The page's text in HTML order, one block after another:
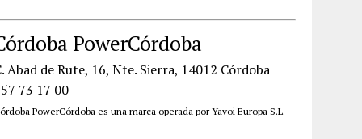
PowerCórdoba
Abad de Rute, 16, Nte. Sierra, 14012 Córdoba
73 17 00
PowerCórdoba es una marca operada por Yavoi Europa S.L.